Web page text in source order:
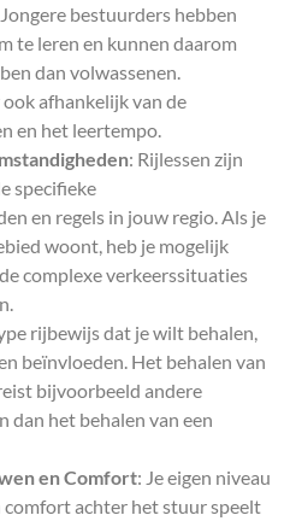
bestuurders hebben
te leren en kunnen daarom
dan volwassenen.
afhankelijk van de
en het leertempo.
: Rijlessen zijn
specifieke
en regels in jouw regio. Als je
woont, heb je mogelijk
complexe verkeerssituaties
rijbewijs dat je wilt behalen,
beïnvloeden. Het behalen van
bijvoorbeeld andere
dan het behalen van een
en Comfort: Je eigen niveau
achter het stuur speelt